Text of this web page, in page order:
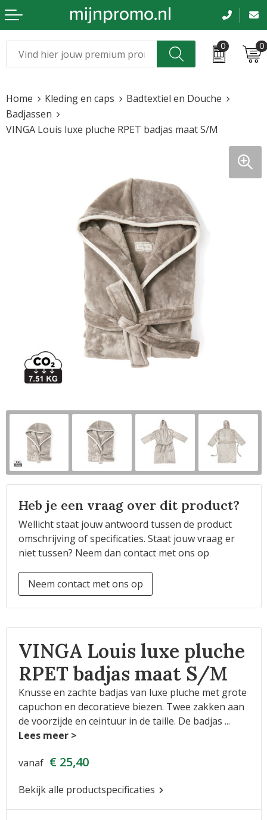
0 0
Kleding & caps
Sportkleding
Tassen en reizen
Beurs en evenementen
Bloemen en planten
Sinterklaas
Voetbal, EK en WK
Home Kleding en caps
Badtextiel en Douche
Badjassen
VINGA Louis luxe pluche RPET badjas maat S/M
Heb je een vraag over dit product?
Wellicht staat jouw antwoord tussen de product
omschrijving of specificaties. Staat jouw vraag er
niet tussen? Neem dan contact met ons op
Neem contact met ons op
VINGA Louis luxe pluche
RPET badjas maat S/M
Knusse en zachte badjas van luxe pluche met grote
capuchon en decoratieve biezen. Twee zakken aan
de voorzijde en ceintuur in de taille. De badjas ...
vanaf € 25,40
Bekijk alle productspecificaties